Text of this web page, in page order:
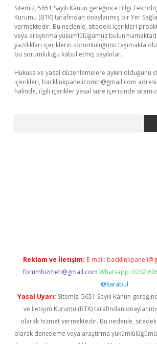
Sitemiz, 5651 Sayılı Kanun gereğince Bilgi
Kurumu (BTK) tarafından onaylanmış bir Yer
vermektedir. Bu nedenle, sitedeki içerikleri
veya araştırma yükümlülüğümüz
yazdıkları içeriklerin sorumluluğunu taşımakta
bu sorumluluğu kabul etmiş sayılırlar.
Hukuka ve yasal düzenlemelere aykırı olduğunu
içerikleri, backlinkpanelicomtr@gmail.com
halinde, ilgili içerikler yasal süre içerisinde
Reklam ve İletişim: E-mail:
forumhizmeti@gmail.com Whatsapp: 0262
@karabul
Yasal Uyarı: Sitemiz, 5651 Sayılı Kanun
ve İletişim Kurumu (BTK) tarafından
olarak hizmet vermektedir. Bu nedenle,
olarak denetleme veya araştırma